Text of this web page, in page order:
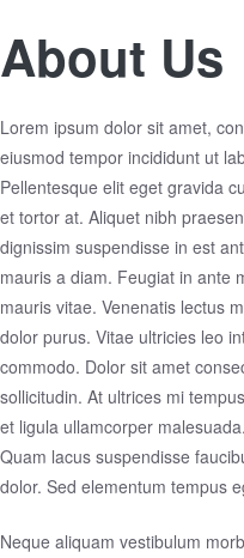
About Us
Lorem ipsum dolor sit amet,
eiusmod tempor incididunt ut
Pellentesque elit eget gravida
et tortor at. Aliquet nibh
dignissim suspendisse in est
mauris a diam. Feugiat in ante
mauris vitae. Venenatis lectus
dolor purus. Vitae ultricies leo
commodo. Dolor sit amet
sollicitudin. At ultrices mi
et ligula ullamcorper
Quam lacus suspendisse
dolor. Sed elementum tempus
Neque aliquam vestibulum